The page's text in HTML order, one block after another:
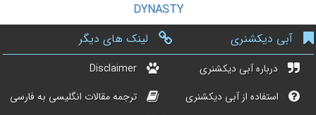
DYNASTY
آبی دیکشنری
درباره آبی دیکشنری
استفاده از آبی دیکشنری
لینک های دیگر
Disclaimer
ترجمه مقالات انگلیسی به فارسی